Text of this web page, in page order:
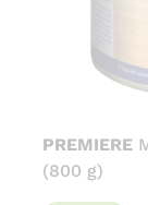
PREMIERE
(800 g)